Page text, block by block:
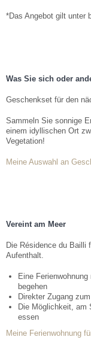
*Das Angebot gilt unter
Was Sie sich oder
Geschenkset für den
Sammeln Sie sonnige
einem idyllischen Ort
Vegetation!
Meine Auswahl an
Vereint am Meer
Die Résidence du Bailli
Aufenthalt.
Eine
begehen
Direkter Zugang
Die Möglichkeit, am
essen
Meine Ferienwohnung